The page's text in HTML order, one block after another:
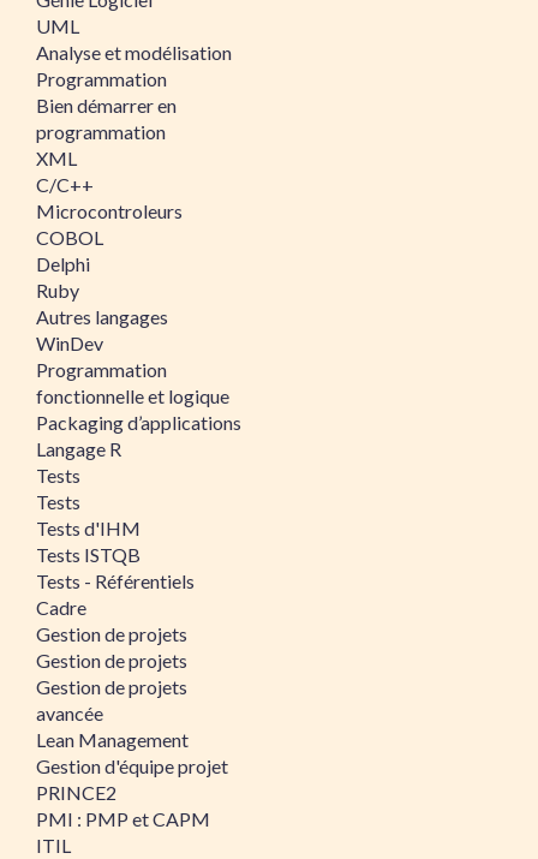
UML
Analyse et modélisation
Programmation
Bien démarrer en
programmation
XML
C/C++
Microcontroleurs
COBOL
Delphi
Ruby
Autres langages
WinDev
Programmation
fonctionnelle et logique
Packaging d’applications
Langage R
Tests
Tests
Tests d'IHM
Tests ISTQB
Tests - Référentiels
Cadre
Gestion de projets
Gestion de projets
Gestion de projets
avancée
Lean Management
Gestion d'équipe projet
PRINCE2
PMI : PMP et CAPM
ITIL